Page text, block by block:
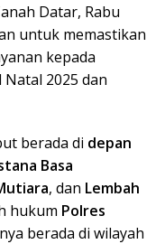
Datar, Rabu
untuk memastikan
kepada
2025 dan
berada di depan
Basa
, dan Lembah
hukum Polres
berada di wilayah